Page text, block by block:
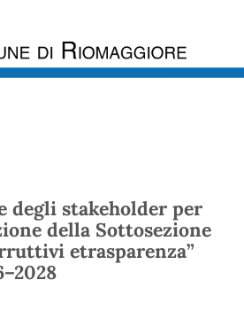
degli stakeholder per
della Sottosezione
etrasparenza”